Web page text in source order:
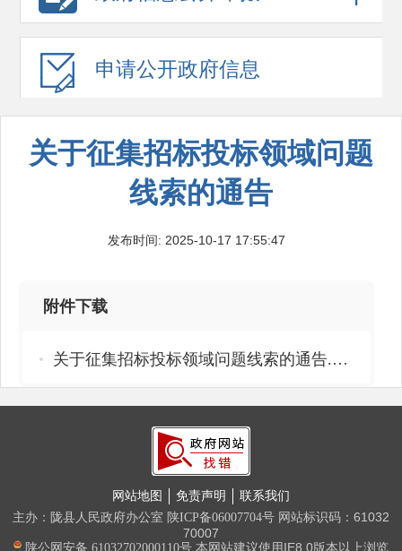
申请公开政府信息
关于征集招标投标领域问题
线索的通告
发布时间: 2025-10-17 17:55:47
附件下载
关于征集招标投标领域问题线索的通告.pdf
网站地图 免责声明 联系我们
主办：陇县人民政府办公室 陕ICP备06007704号 网站标识码：61032
70007
陕公网安备 61032702000110号本网站建议使用IE8.0版本以上浏览